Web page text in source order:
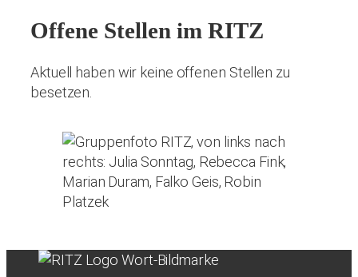
Offene Stellen im RITZ
Aktuell haben wir keine offenen Stellen zu
besetzen.